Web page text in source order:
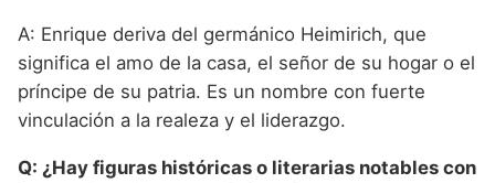
A: Enrique deriva del germánico Heimirich, que
significa el amo de la casa, el señor de su hogar o el
príncipe de su patria. Es un nombre con fuerte
vinculación a la realeza y el liderazgo.
Q: ¿Hay figuras históricas o literarias notables con